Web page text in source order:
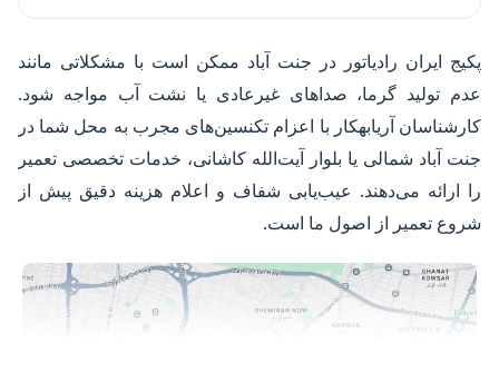
پکیج ایران رادیاتور در جنت آباد ممکن است با مشکلاتی مانند
عدم تولید گرما، صداهای غیرعادی یا نشت آب مواجه شود.
کارشناسان آریابهکار با اعزام تکنسین‌های مجرب به محل شما در
جنت آباد شمالی یا بلوار آیت‌الله کاشانی، خدمات تخصصی تعمیر
را ارائه می‌دهند. عیب‌یابی شفاف و اعلام هزینه دقیق پیش از
شروع تعمیر از اصول ما است.